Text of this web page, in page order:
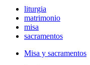
liturgia
matrimonio
misa
sacramentos
Misa y sacramentos